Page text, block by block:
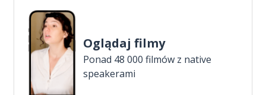
Oglądaj filmy
Ponad 48 000 filmów z native
speakerami